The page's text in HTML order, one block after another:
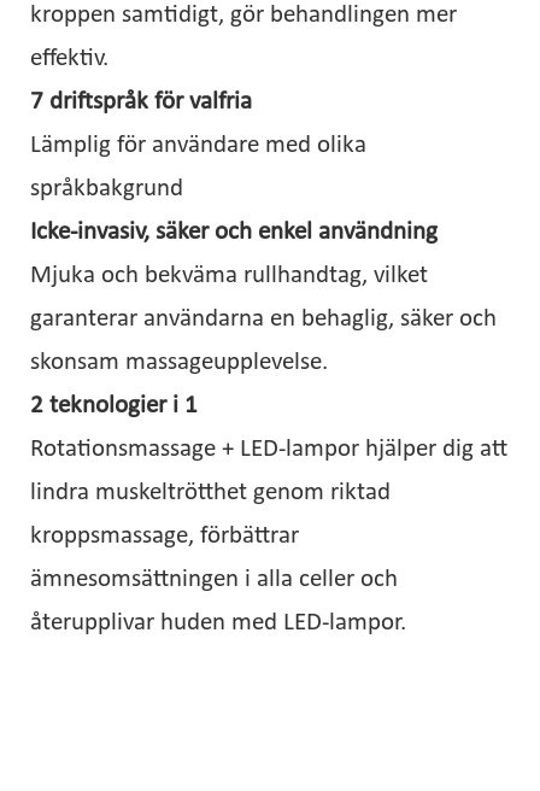
kroppen samtidigt, gör behandlingen mer
effektiv.
7 driftspråk för valfria
Lämplig för användare med olika
språkbakgrund
Icke-invasiv, säker och enkel användning
Mjuka och bekväma rullhandtag, vilket
garanterar användarna en behaglig, säker och
skonsam massageupplevelse.
2 teknologier i 1
Rotationsmassage + LED-lampor hjälper dig att
lindra muskeltrötthet genom riktad
kroppsmassage, förbättrar
ämnesomsättningen i alla celler och
återupplivar huden med LED-lampor.